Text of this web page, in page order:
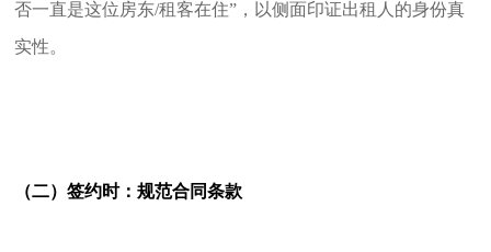
否一直是这位房东/租客在住”，以侧面印证出租人的身份真
实性。
（二）签约时：规范合同条款